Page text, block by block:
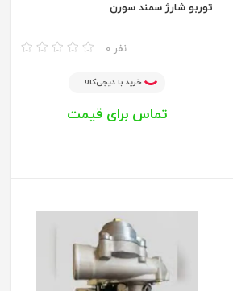
توربو شارژ سمند سورن
0 نفر
خرید با دیجی‌کالا
تماس برای قیمت